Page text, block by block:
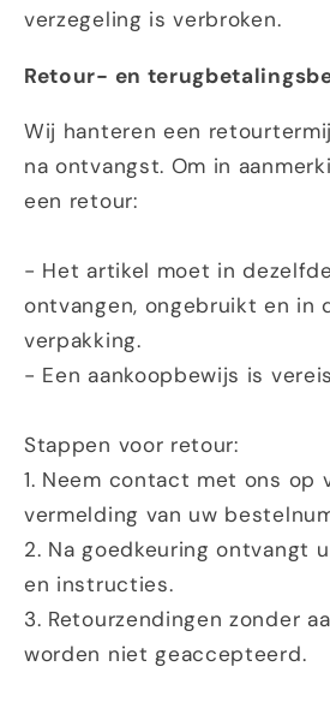
verzegeling is verbroken.
Retour- en
Wij hanteren een
na ontvangst. Om in
een retour:
- Het artikel moet in
ontvangen, ongebruikt en in
verpakking.
- Een aankoopbewijs is
Stappen voor retour:
1. Neem contact met ons op
vermelding van uw
2. Na goedkeuring ontvangt
en instructies.
3. Retourzendingen zonder
worden niet geaccepteerd.